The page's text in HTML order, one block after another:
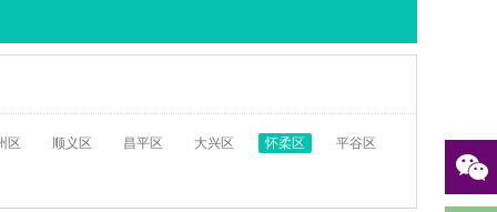
区 顺义区 昌平区 大兴区 怀柔区 平谷区